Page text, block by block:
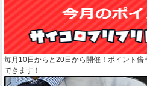
毎月10日からと20日から開催！ポイント倍
できます！